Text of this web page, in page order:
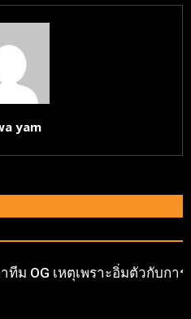
yam
ทีม OG เหตุเพราะอิ่มตัวกับการ